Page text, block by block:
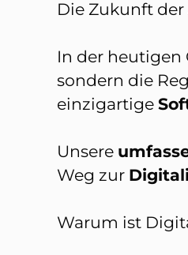
Die Zukunft
In der heutigen
sondern die
einzigartige
Unsere
Weg zur
Warum ist